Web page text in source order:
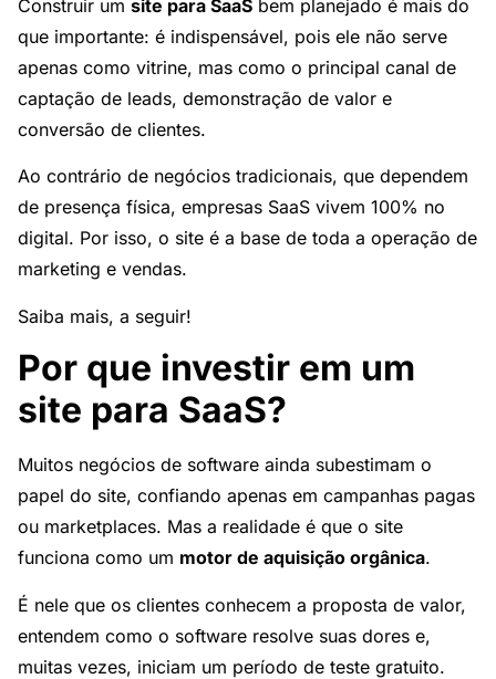
Construir um site para SaaS bem planejado é mais do
que importante: é indispensável, pois ele não serve
apenas como vitrine, mas como o principal canal de
captação de leads, demonstração de valor e
conversão de clientes.
Ao contrário de negócios tradicionais, que dependem
de presença física, empresas SaaS vivem 100% no
digital. Por isso, o site é a base de toda a operação de
marketing e vendas.
Saiba mais, a seguir!
Por que investir em um
site para SaaS?
Muitos negócios de software ainda subestimam o
papel do site, confiando apenas em campanhas pagas
ou marketplaces. Mas a realidade é que o site
funciona como um motor de aquisição orgânica.
É nele que os clientes conhecem a proposta de valor,
entendem como o software resolve suas dores e,
muitas vezes, iniciam um período de teste gratuito.